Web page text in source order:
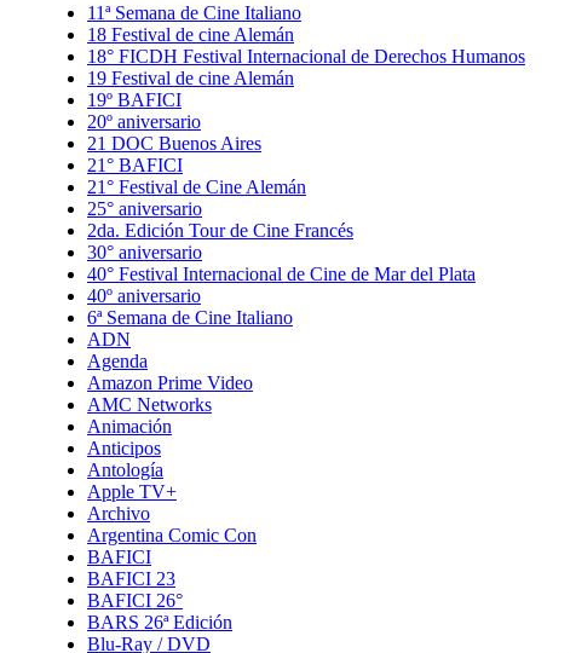
11ª Semana de Cine Italiano
18 Festival de cine Alemán
18° FICDH Festival Internacional de Derechos Humanos
19 Festival de cine Alemán
19º BAFICI
20º aniversario
21 DOC Buenos Aires
21° BAFICI
21° Festival de Cine Alemán
25° aniversario
2da. Edición Tour de Cine Francés
30° aniversario
40° Festival Internacional de Cine de Mar del Plata
40º aniversario
6ª Semana de Cine Italiano
ADN
Agenda
Amazon Prime Video
AMC Networks
Animación
Anticipos
Antología
Apple TV+
Archivo
Argentina Comic Con
BAFICI
BAFICI 23
BAFICI 26°
BARS 26ª Edición
Blu-Ray / DVD